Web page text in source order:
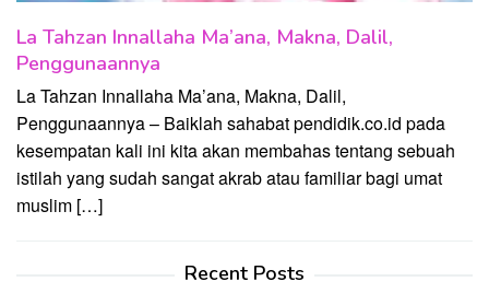
La Tahzan Innallaha Ma’ana, Makna, Dalil,
Penggunaannya
La Tahzan Innallaha Ma’ana, Makna, Dalil,
Penggunaannya – Baiklah sahabat pendidik.co.id pada
kesempatan kali ini kita akan membahas tentang sebuah
istilah yang sudah sangat akrab atau familiar bagi umat
muslim […]
Recent Posts